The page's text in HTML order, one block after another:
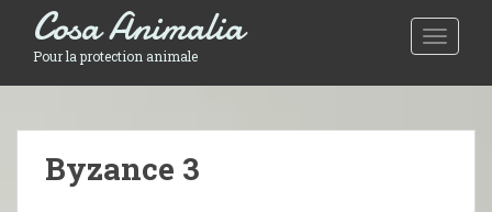
Toggle
Cosa Animalia
Pour la protection animale
Byzance 3